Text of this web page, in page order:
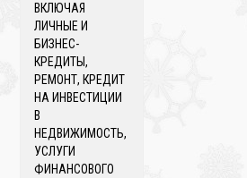
ВКЛЮЧАЯ
ЛИЧНЫЕ И
БИЗНЕС-
КРЕДИТЫ,
РЕМОНТ, КРЕДИТ
НА ИНВЕСТИЦИИ
В
НЕДВИЖИМОСТЬ,
УСЛУГИ
ФИНАНСОВОГО